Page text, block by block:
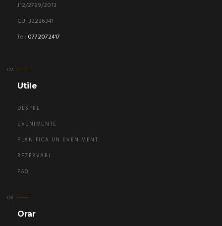
J12/2789/2013
CUI 32226341
Tel: 0772072417
Utile
DESPRE
EVENIMENTE
PLANIFICA UN EVENIMENT
REZERVARI
FAQ
Orar